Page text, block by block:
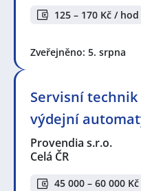
125 – 170 Kč / hod
Zveřejněno: 5. srpna
Servisní technik
výdejní
Provendia s.r.o.
Celá ČR
45 000 – 60 000 Kč